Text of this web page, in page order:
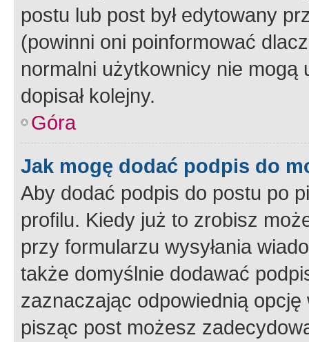
postu lub post był edytowany
(powinni oni poinformować
normalni użytkownicy nie
dopisał kolejny.
Góra
Jak mogę dodać podpis do
Aby dodać podpis do postu po
profilu. Kiedy już to zrobisz
przy formularzu wysyłania
także domyślnie dodawać
zaznaczając odpowiednią
pisząc post możesz